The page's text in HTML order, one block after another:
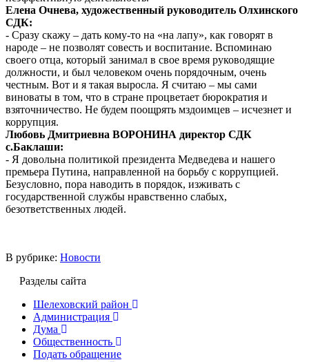
Елена Очнева, художественный руководитель Олхинского
СДК:
- Сразу скажу – дать кому-то на «на лапу», как говорят в
народе – не позволят совесть и воспитание. Вспоминаю
своего отца, который занимал в свое время руководящие
должности, и был человеком очень порядочным, очень
честным. Вот и я такая выросла. Я считаю – мы сами
виноваты в том, что в стране процветает бюрократия и
взяточничество. Не будем поощрять мздоимцев – исчезнет и
коррупция.
Любовь Дмитриевна ВОРОНИНА директор СДК
с.Баклаши:
- Я довольна политикой президента Медведева и нашего
премьера Путина, направленной на борьбу с коррупцией.
Безусловно, пора наводить в порядок, изживать с
государственной службы нравственно слабых,
безответственных людей.
В рубрике: Новости
Разделы сайта
Шелеховский район
Администрация
Дума
Общественность
Подать обращение